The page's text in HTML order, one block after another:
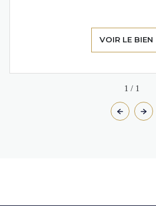
VOIR LE BIEN
1 / 1